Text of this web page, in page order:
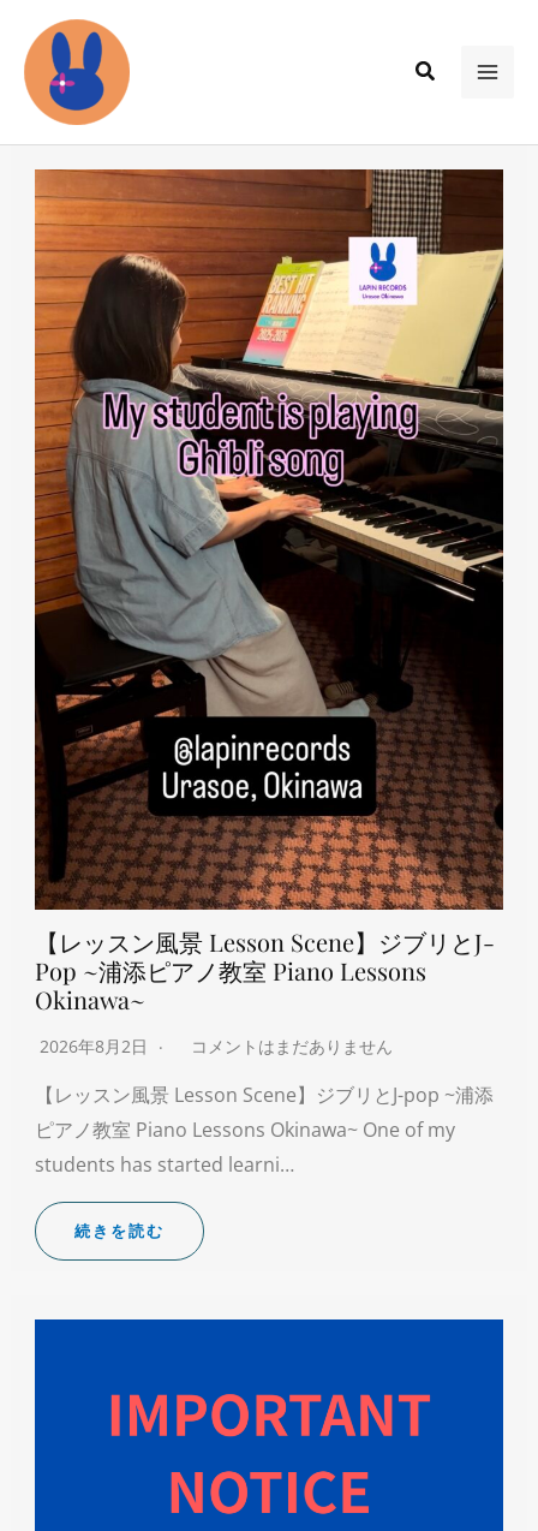
検
【レッスン風景 Lesson Scene】ジブリとJ-
Pop ~浦添ピアノ教室 Piano Lessons
Okinawa~
2026年8月2日 コメントはまだありません
【レッスン風景 Lesson Scene】ジブリとJ-pop ~浦添
ピアノ教室 Piano Lessons Okinawa~ One of my
students has started learni…
続きを読む